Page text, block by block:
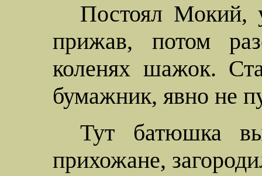
Постоял Мокий,
прижав, потом
коленях шажок.
бумажник, явно не
Тут батюшка
прихожане,